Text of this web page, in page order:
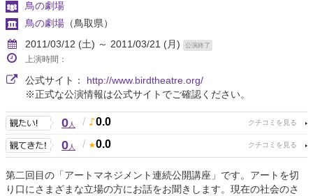
鳥の劇場
鳥の劇場 （鳥取県）
2011/03/12 (土) ～ 2011/03/21 (月)
公演終了
上演時間：
公式サイト： http://www.birdtheatre.org/
※正式な公演情報は公式サイトでご確認ください。
0人 / 0.0
0人 / 0.0
第二回目の「アートマネジメント連続公開講座」です。アートを切
り口にさまざまな立場の方にお話をお聞きします。現在の社会のさ